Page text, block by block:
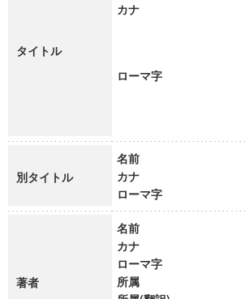
タイトル
カナ
ローマ字
別タイトル
名前
カナ
ローマ字
著者
名前
カナ
ローマ字
所属